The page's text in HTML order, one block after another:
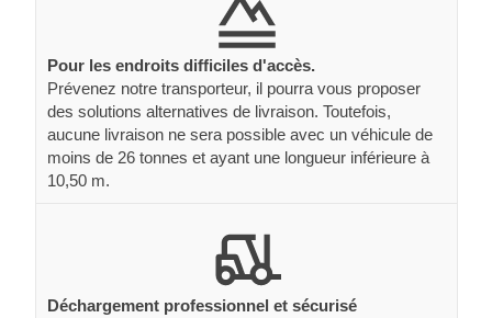
Pour les endroits difficiles d'accès.
Prévenez notre transporteur, il pourra vous proposer
des solutions alternatives de livraison. Toutefois,
aucune livraison ne sera possible avec un véhicule de
moins de 26 tonnes et ayant une longueur inférieure à
10,50 m.
Déchargement professionnel et sécurisé